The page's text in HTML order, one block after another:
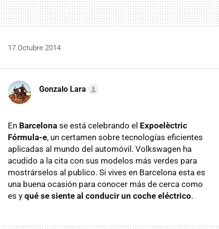
17 Octubre 2014
Gonzalo Lara
En Barcelona se está celebrando el Expoelèctric
Fórmula-e, un certamen sobre tecnologías eficientes
aplicadas al mundo del automóvil. Volkswagen ha
acudido a la cita con sus modelos más verdes para
mostrárselos al publico. Si vives en Barcelona esta es
una buena ocasión para conocer más de cerca como
es y qué se siente al conducir un coche eléctrico.